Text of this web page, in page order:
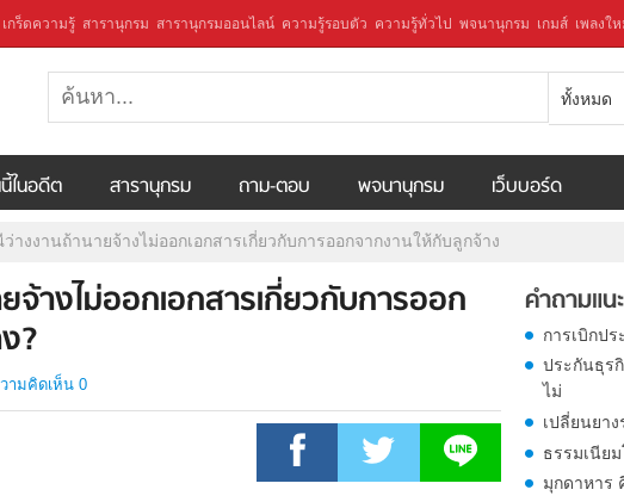
เกร็ดความรู้ สารานุกรม สารานุกรมออนไลน์ ความรู้รอบตัว ความรู้ทั่วไป พจนานุกรม เกมส์ เพลงใ
ทั้งหมด
ในอดีต สารานุกรม ถาม-ตอบ พจนานุกรม เว็บบอร์ด
างงานถ้านายจ้างไม่ออกเอกสารเกี่ยวกับการออกจากงานให้กับลูกจ้าง
างไม่ออกเอกสารเกี่ยวกับการออก
?
ามคิดเห็น 0
คำถามแน
การเบิกป
ประกันธุร
ไม่
เปลี่ยนยา
ธรรมเนีย
มุกดาหาร